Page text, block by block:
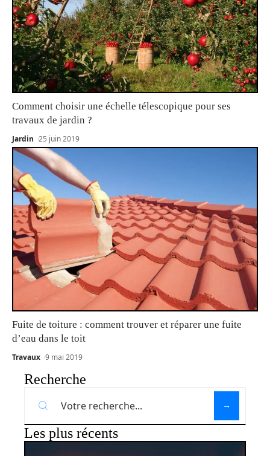
Comment choisir une échelle télescopique pour ses
travaux de jardin ?
Jardin 25 juin 2019
Fuite de toiture : comment trouver et réparer une fuite
d’eau dans le toit
Travaux 9 mai 2019
Recherche
Les plus récents